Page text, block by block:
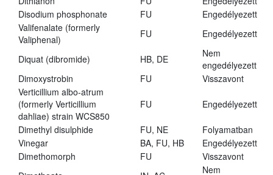
Disodium phosphonate
FU
Engedélyezett
Valifenalate (formerly
Valiphenal)
FU Engedélyezett
Diquat (dibromide) HB, DE
Nem
engedélyezett
Dimoxystrobin
FU
Visszavont
Verticillium albo-atrum
(formerly Verticillium
dahliae) strain WCS850
FU Engedélyezett
Dimethyl disulphide FU, NE
Folyamatban
Vinegar
BA, FU, HB
Engedélyezett
Dimethomorph
FU
Visszavont
Nem